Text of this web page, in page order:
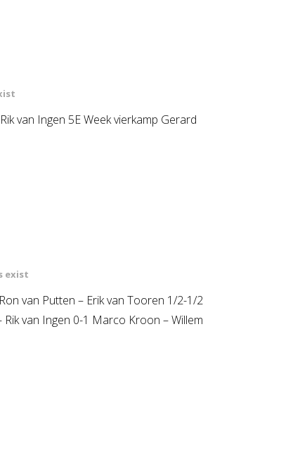
van Ingen 5E Week vierkamp Gerard
exist
van Putten – Erik van Tooren 1/2-1/2
van Ingen 0-1 Marco Kroon – Willem